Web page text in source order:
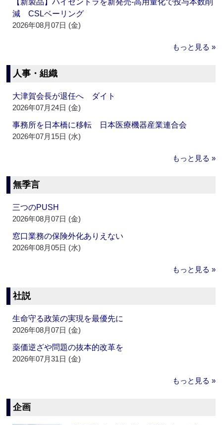
【新製品】ハイゼントラを新発売‐高用量化で投与本数削
減 CSLベーリング
2026年08月07日 (金)
もっと見る »
人事・組織
大津賀会長が退任へ ダイト
2026年07月24日 (金)
事務所を日本橋に移転 日本医療機器産業連合会
2026年07月15日 (水)
もっと見る »
無季言
三つのPUSH
2026年08月07日 (金)
窓口業務の保険外化ありえない
2026年08月05日 (水)
もっと見る »
社説
生命守る政策の実現を最優先に
2026年08月07日 (金)
薬価逆ざや問題の抜本的改革を
2026年07月31日 (金)
もっと見る »
企画